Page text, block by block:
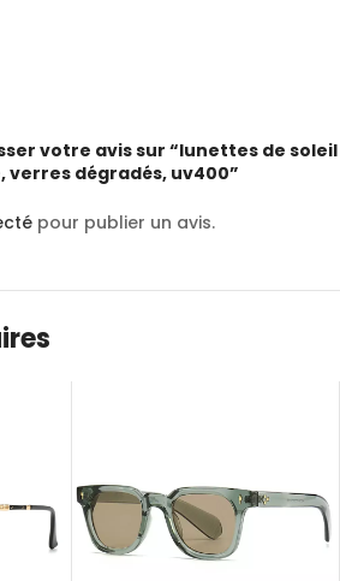
votre avis sur “lunettes de soleil
verres dégradés, uv400”
pour publier un avis.